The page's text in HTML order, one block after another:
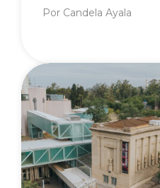
Por Candela Ayala